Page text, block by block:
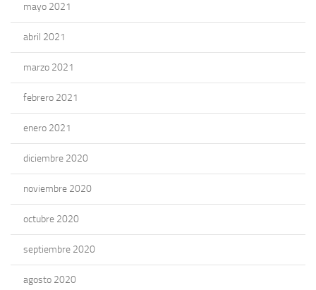
mayo 2021
abril 2021
marzo 2021
febrero 2021
enero 2021
diciembre 2020
noviembre 2020
octubre 2020
septiembre 2020
agosto 2020